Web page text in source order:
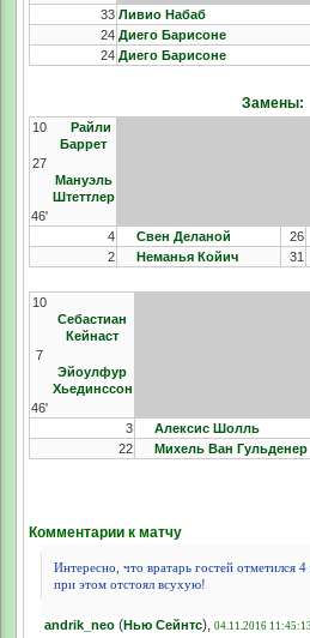
33 Ливио Набаб
24 Диего Барисоне
24 Диего Барисоне
Замены:
10
Райли
Баррет
27
Мануэль
Штеттлер
46'
4
Свен Деланой 26
2
Неманья Койич 31
10
Себастиан
Кейнаст
7
Эйоулфур
Хьединссон
46'
3
Алексис Шолль
22
Михель Ван Гульденер
Комментарии к матчу
Интересно, что вратарь гостей отметился
при этом отстоял всухую!
andrik_neo(Нью Сейнтс), 04.11.2016 11:45:13